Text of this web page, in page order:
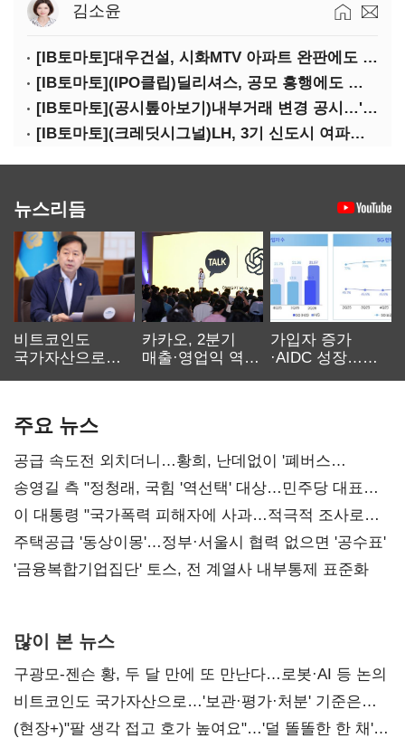
김소윤
[IB토마토]대우건설, 시화MTV 아파트 완판에도 손실…공사비 회수 난항
[IB토마토](IPO클립)딜리셔스, 공모 흥행에도 락업은 미미…441곳 중 확약 5곳
[IB토마토](공시톺아보기)내부거래 변경 공시…'20% 룰' 뭐길래
[IB토마토](크레딧시그널)LH, 3기 신도시 여파로…차입금 109조까지 확대
뉴스리듬
비트코인도
국가자산으로…'
카카오, 2분기
매출·영업익 역대
가입자 증가
·AIDC 성장…
주요 뉴스
공급 속도전 외치더니…황희, 난데없이 '폐버스
리모델링' 제안
송영길 측 "정청래, 국힘 '역선택' 대상…민주당 대표로
총선 지휘 못해"
이 대통령 "국가폭력 피해자에 사과…적극적 조사로
진실 밝혀야"
주택공급 '동상이몽'…정부·서울시 협력 없으면 '공수표'
'금융복합기업집단' 토스, 전 계열사 내부통제 표준화
많이 본 뉴스
구광모-젠슨 황, 두 달 만에 또 만난다…로봇·AI 등 논의
비트코인도 국가자산으로…'보관·평가·처분' 기준은
숙제
(현장+)"팔 생각 접고 호가 높여요"…'덜 똘똘한 한 채'